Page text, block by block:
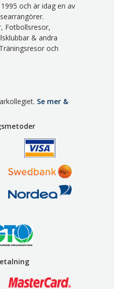
och är idag en av
Fotbollsresor,
& andra
och
Se mer &